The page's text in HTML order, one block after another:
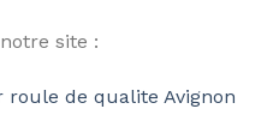
site :
roule de qualite Avignon